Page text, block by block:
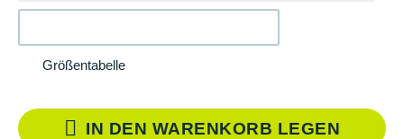
Größentabelle
IN DEN WARENKORB LEGEN